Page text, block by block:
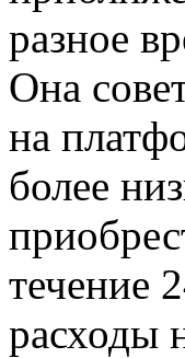
разное
Она
на
более
течение
расходы